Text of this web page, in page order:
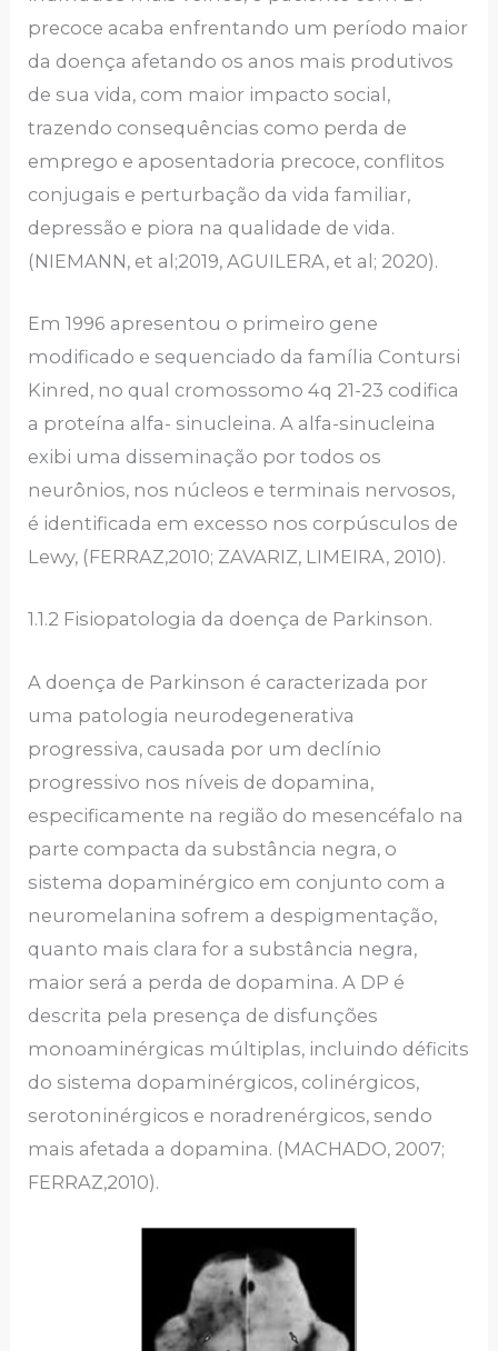
precoce acaba enfrentando um período maior
da doença afetando os anos mais produtivos
de sua vida, com maior impacto social,
trazendo consequências como perda de
emprego e aposentadoria precoce, conflitos
conjugais e perturbação da vida familiar,
depressão e piora na qualidade de vida.
(NIEMANN, et al;2019, AGUILERA, et al; 2020).
Em 1996 apresentou o primeiro gene
modificado e sequenciado da família Contursi
Kinred, no qual cromossomo 4q 21-23 codifica
a proteína alfa- sinucleina. A alfa-sinucleina
exibi uma disseminação por todos os
neurônios, nos núcleos e terminais nervosos,
é identificada em excesso nos corpúsculos de
Lewy, (FERRAZ,2010; ZAVARIZ, LIMEIRA, 2010).
1.1.2 Fisiopatologia da doença de Parkinson.
A doença de Parkinson é caracterizada por
uma patologia neurodegenerativa
progressiva, causada por um declínio
progressivo nos níveis de dopamina,
especificamente na região do mesencéfalo na
parte compacta da substância negra, o
sistema dopaminérgico em conjunto com a
neuromelanina sofrem a despigmentação,
quanto mais clara for a substância negra,
maior será a perda de dopamina. A DP é
descrita pela presença de disfunções
monoaminérgicas múltiplas, incluindo déficits
do sistema dopaminérgicos, colinérgicos,
serotoninérgicos e noradrenérgicos, sendo
mais afetada a dopamina. (MACHADO, 2007;
FERRAZ,2010).